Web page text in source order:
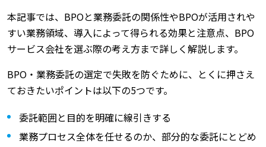
本記事では、BPOと業務委託の関係性やBPOが活用されや
すい業務領域、導入によって得られる効果と注意点、BPO
サービス会社を選ぶ際の考え方まで詳しく解説します。
BPO・業務委託の選定で失敗を防ぐために、とくに押さえ
ておきたいポイントは以下の5つです。
委託範囲と目的を明確に線引きする
業務プロセス全体を任せるのか、部分的な委託にとどめ